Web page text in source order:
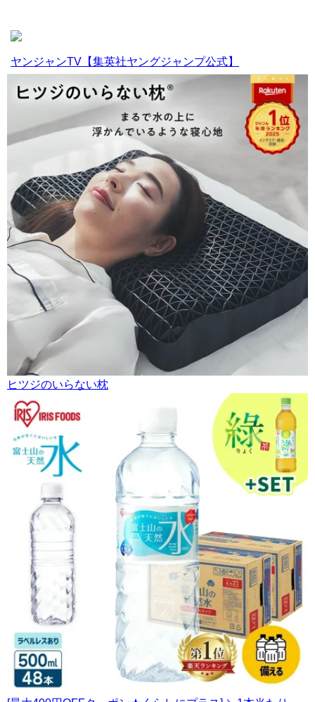
ヤンジャンTV【集英社ヤングジャンプ公式】
ヒツジのいらない枕